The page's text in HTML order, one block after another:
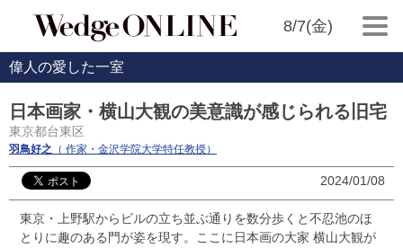
8/7(金)
偉人の愛した一室
日本画家・横山大観の美意識が感じられる旧宅
東京都台東区
羽鳥好之 （ 作家・金沢学院大学特任教授）
2024/01/08
東京・上野駅からビルの立ち並ぶ通りを数分歩くと不忍池のほ
とりに趣のある門が姿を現す。ここに日本画の大家 横山大観が